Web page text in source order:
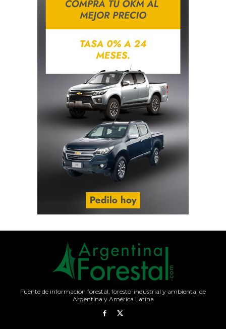
Fuente de información forestal, foresto-industrial y ambiental de
Argentina y América Latina